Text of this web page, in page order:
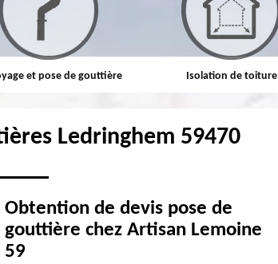
et pose de gouttière Isolation de toiture
Ledringhem 59470
Obtention de devis pose de
gouttière chez Artisan Lemoine
59